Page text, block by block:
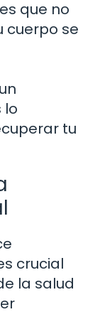
que no
cuerpo se
lo
tu
crucial
la salud